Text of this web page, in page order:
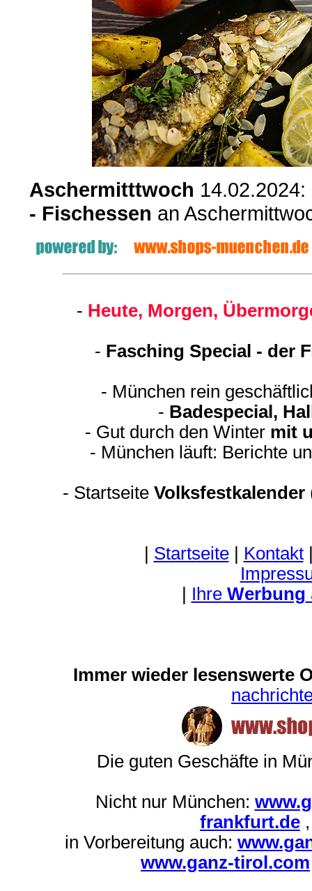
Aschermitttwoch 14.02.2024:
- Fischessen an
- Heute, Morgen,
- Fasching Special - der
- München rein
- Badespecial,
- Gut durch den Winter mit
- München läuft: Berichte
- Startseite Volksfestkalender
Startseite| Kontakt
IhreWerbung
Immer wieder lesenswerte
Die guten Geschäfte in
Nicht nur München:
frankfurt.de
in Vorbereitung auch:
www.ganz-tirol.com